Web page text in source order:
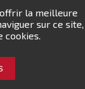
la meilleure
sur ce site,
cookies.